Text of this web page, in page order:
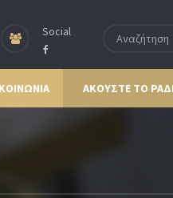
Social
ΑΚΟΥΣΤΕ ΤΟ